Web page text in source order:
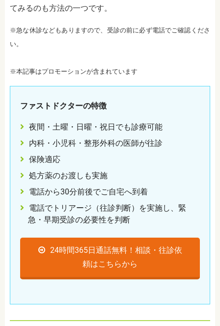
てみるのも方法の一つです。
※急な休診などもありますので、受診の前に必ず電話でご確認くださ
い。
※本記事はプロモーションが含まれています
ファストドクターの特徴
夜間・土曜・日曜・祝日でも診療可能
内科・小児科・整形外科の医師が往診
保険適応
処方薬のお渡しも実施
電話から30分前後でご自宅へ到着
電話でトリアージ（往診判断）を実施し、緊
急・早期受診の必要性を判断
24時間365日通話無料！相談・往診依
頼はこちらから